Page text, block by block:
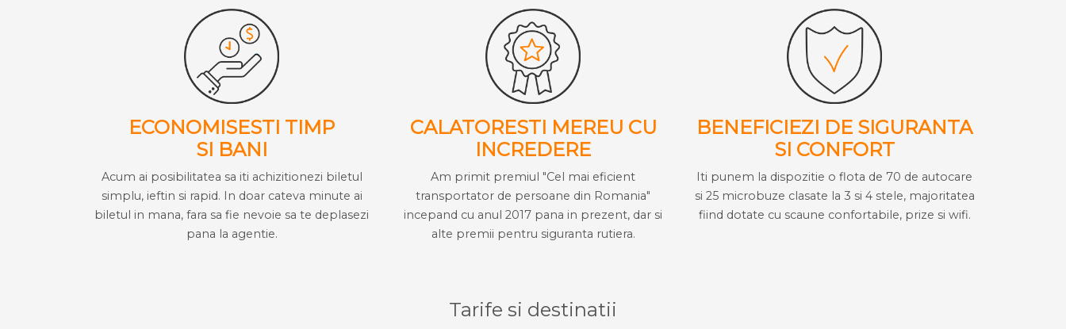
ECONOMISESTI TIMP
SI BANI
Acum ai posibilitatea sa iti achizitionezi biletul
simplu, ieftin si rapid. In doar cateva minute ai
biletul in mana, fara sa fie nevoie sa te deplasezi
pana la agentie.
CALATORESTI MEREU CU
INCREDERE
Am primit premiul "Cel mai eficient
transportator de persoane din Romania"
incepand cu anul 2017 pana in prezent, dar si
alte premii pentru siguranta rutiera.
BENEFICIEZI DE SIGURANTA
SI CONFORT
Iti punem la dispozitie o flota de 70 de autocare
si 25 microbuze clasate la 3 si 4 stele, majoritatea
fiind dotate cu scaune confortabile, prize si wifi.
Tarife si destinatii